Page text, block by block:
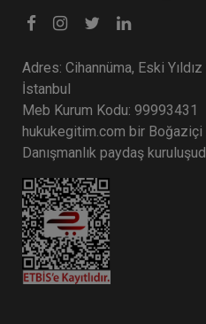
Adres: Cihannüma, Eski
İstanbul
Meb Kurum Kodu: 99993431
hukukegitim.com bir
Danışmanlık paydaş